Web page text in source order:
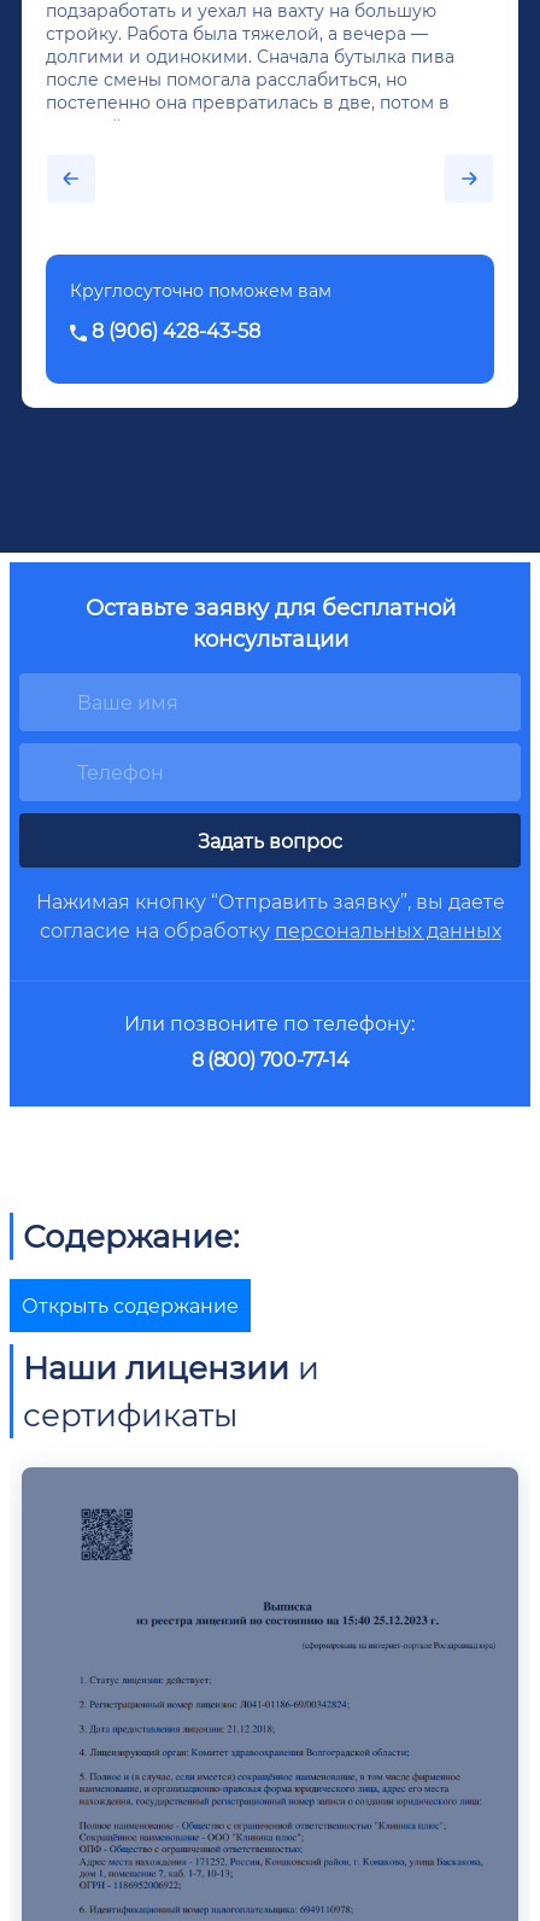
подзаработать и уехал на вахту на большую
стройку. Работа была тяжелой, а вечера —
долгими и одинокими. Сначала бутылка пива
после смены помогала расслабиться, но
постепенно она превратилась в две, потом в
крепкий алкоголь, и вот он уже пил почти
было назначено кодирование по методу
Довженко.
Круглосуточно поможем вам
8 (906) 428-43-58
Оставьте заявку для бесплатной
консультации
Задать вопрос
Нажимая кнопку “Отправить заявку”, вы даете
согласие на обработку персональных данных
Или позвоните по телефону:
8 (800) 700-77-14
Содержание:
Открыть содержание
Наши лицензии и
сертификаты